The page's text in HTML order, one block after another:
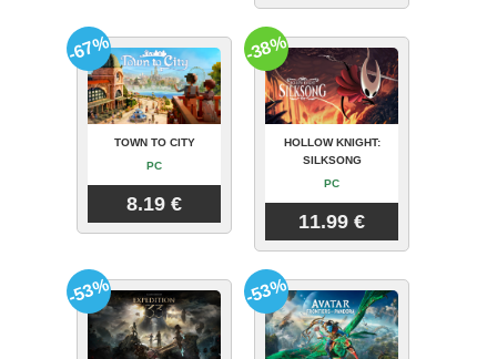
TOWN TO CITY
PC
8.19 €
-67%
HOLLOW KNIGHT:
SILKSONG
PC
11.99 €
-38%
-53% -53%